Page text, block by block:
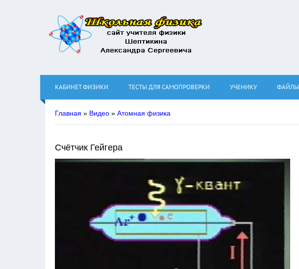
КАБИНЕТ ФИЗИКИ ТЕСТЫ ДЛЯ САМОПРОВЕРКИ УЧЕНИКУ ФАЙЛЫ
Главная » Видео » Атомная физика
Счётчик Гейгера